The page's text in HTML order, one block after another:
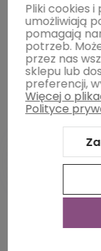
Informacje
O nas
Sklep
Pliki cookies
umożliwiają
pomagają
potrzeb.
przez nas
sklepu lub
preferencji,
Więcej o
Polityce